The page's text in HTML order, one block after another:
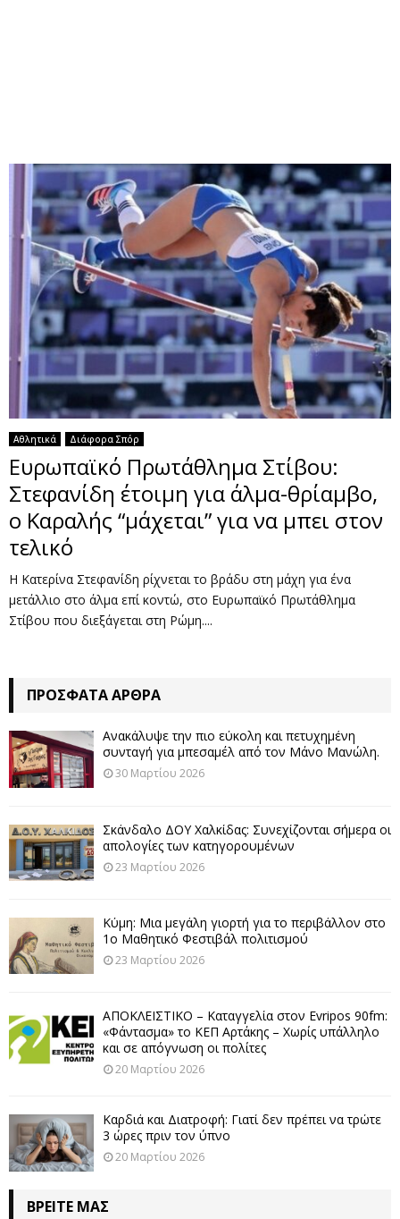
U
Αθλητικά Διάφορα Σπόρ
Ευρωπαϊκό Πρωτάθλημα Στίβου:
Στεφανίδη έτοιμη για άλμα-θρίαμβο,
ο Καραλής “μάχεται” για να μπει στον
τελικό
Η Κατερίνα Στεφανίδη ρίχνεται το βράδυ στη μάχη για ένα
μετάλλιο στο άλμα επί κοντώ, στο Ευρωπαϊκό Πρωτάθλημα
Στίβου που διεξάγεται στη Ρώμη....
ΠΡΌΣΦΑΤΑ ΆΡΘΡΑ
Ανακάλυψε την πιο εύκολη και πετυχημένη
συνταγή για μπεσαμέλ από τον Μάνο Μανώλη.
30 Μαρτίου 2026
Σκάνδαλο ΔΟΥ Χαλκίδας: Συνεχίζονται σήμερα οι
απολογίες των κατηγορουμένων
23 Μαρτίου 2026
Κύμη: Μια μεγάλη γιορτή για το περιβάλλον στο
1ο Μαθητικό Φεστιβάλ πολιτισμού
23 Μαρτίου 2026
ΑΠΟΚΛΕΙΣΤΙΚΟ – Καταγγελία στον Evripos 90fm:
«Φάντασμα» το ΚΕΠ Αρτάκης – Χωρίς υπάλληλο
και σε απόγνωση οι πολίτες
20 Μαρτίου 2026
Καρδιά και Διατροφή: Γιατί δεν πρέπει να τρώτε
3 ώρες πριν τον ύπνο
20 Μαρτίου 2026
ΒΡΕΊΤΕ ΜΑΣ